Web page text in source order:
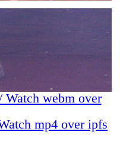
Watch webm over
mp4 over ipfs